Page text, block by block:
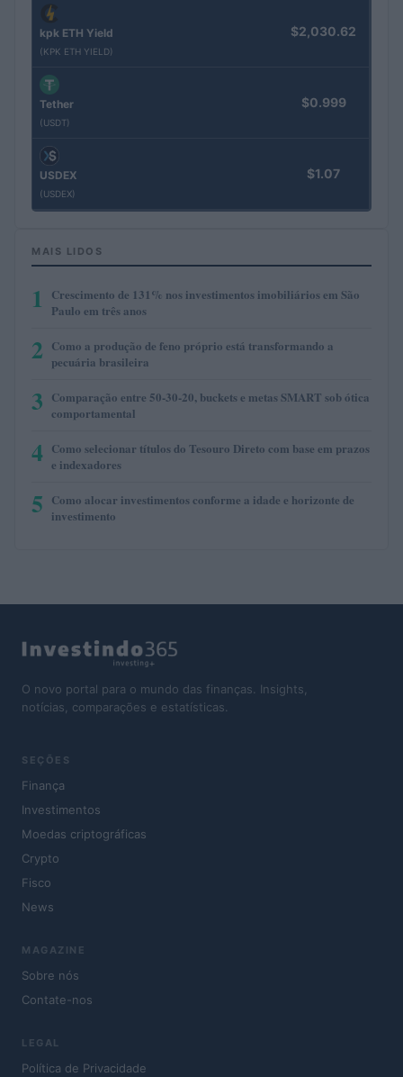
kpk ETH Yield
(KPK ETH YIELD)
$2,030.62
Tether
(USDT)
$0.999
USDEX
(USDEX)
$1.07
MAIS LIDOS
1
Crescimento de 131% nos investimentos imobiliários em São
Paulo em três anos
2 Como a produção de feno próprio está transformando a
pecuária brasileira
3 Comparação entre 50-30-20, buckets e metas SMART sob ótica
comportamental
4 Como selecionar títulos do Tesouro Direto com base em prazos
e indexadores
5 Como alocar investimentos conforme a idade e horizonte de
investimento
O novo portal para o mundo das finanças. Insights,
notícias, comparações e estatísticas.
SEÇÕES
Finança
Investimentos
Moedas criptográficas
Crypto
Fisco
News
MAGAZINE
Sobre nós
Contate-nos
LEGAL
Política de Privacidade